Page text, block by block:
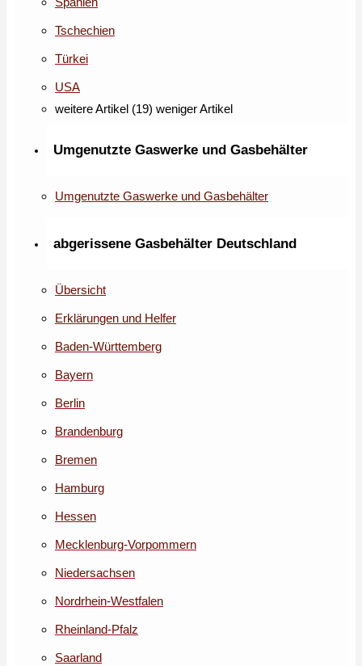
Tschechien
Türkei
USA
weitere Artikel (19) weniger Artikel
Umgenutzte Gaswerke und Gasbehälter
Umgenutzte Gaswerke und Gasbehälter
abgerissene Gasbehälter Deutschland
Übersicht
Erklärungen und Helfer
Baden-Württemberg
Bayern
Berlin
Brandenburg
Bremen
Hamburg
Hessen
Mecklenburg-Vorpommern
Niedersachsen
Nordrhein-Westfalen
Rheinland-Pfalz
Saarland